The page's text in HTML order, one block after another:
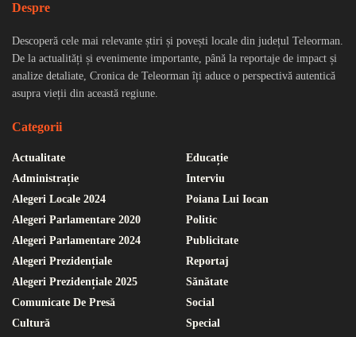
Despre
Descoperă cele mai relevante știri și povești locale din județul Teleorman.
De la actualități și evenimente importante, până la reportaje de impact și
analize detaliate, Cronica de Teleorman îți aduce o perspectivă autentică
asupra vieții din această regiune.
Categorii
Actualitate
Administrație
Alegeri Locale 2024
Alegeri Parlamentare 2020
Alegeri Parlamentare 2024
Alegeri Prezidențiale
Alegeri Prezidențiale 2025
Comunicate De Presă
Cultură
Educație
Interviu
Poiana Lui Iocan
Politic
Publicitate
Reportaj
Sănătate
Social
Special